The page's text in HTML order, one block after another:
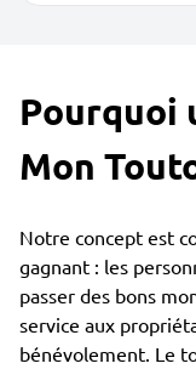
Pourquoi
Mon
Notre concept est
gagnant : les
passer des bons
service aux
bénévolement. Le